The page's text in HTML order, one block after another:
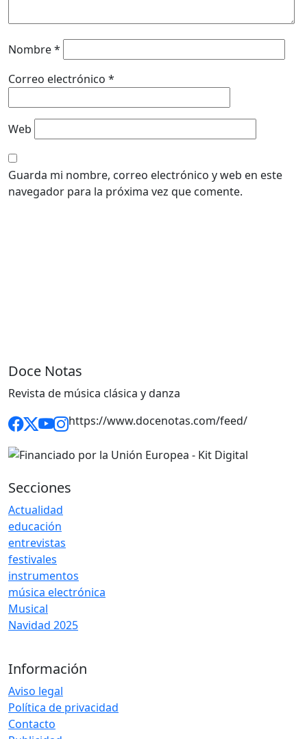
Nombre*
Correo electrónico *
Web
Guarda mi nombre, correo electrónico y web en este
navegador para la próxima vez que comente.
Doce Notas
Revista de música clásica y danza
https://www.docenotas.com/feed/
Secciones
Actualidad
educación
entrevistas
festivales
instrumentos
música electrónica
Musical
Navidad 2025
Información
Aviso legal
Política de privacidad
Contacto